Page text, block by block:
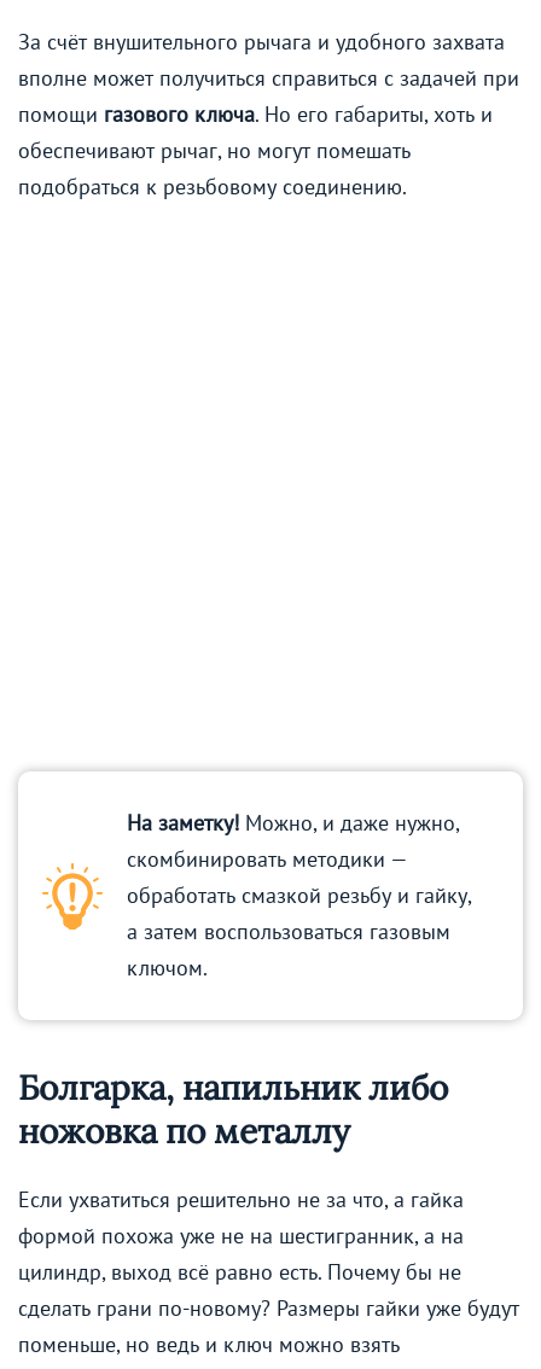
За счёт внушительного рычага и удобного захвата
вполне может получиться справиться с задачей при
помощи газового ключа. Но его габариты, хоть и
обеспечивают рычаг, но могут помешать
подобраться к резьбовому соединению.
На заметку! Можно, и даже нужно,
скомбинировать методики —
обработать смазкой резьбу и гайку,
а затем воспользоваться газовым
ключом.
Болгарка, напильник либо
ножовка по металлу
Если ухватиться решительно не за что, а гайка
формой похожа уже не на шестигранник, а на
цилиндр, выход всё равно есть. Почему бы не
сделать грани по-новому? Размеры гайки уже будут
поменьше, но ведь и ключ можно взять